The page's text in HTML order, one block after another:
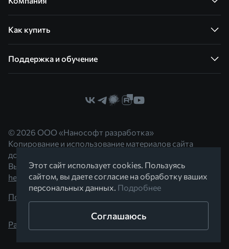
Как купить
Поддержка и обучение
© 2026 ООО «Нанософт разработка»
Копирование и использование материалов сайта
допускается с согласия правообладателя.
Вы можете обратиться к нам по адресу
hello@nanocad.ru
Политика конфиденциальности
Разработано в Braind
Этот сайт использует cookies. Пользуясь
сайтом, вы даете согласие на обработку ваших
персональных данных. Подробнее
Соглашаюсь